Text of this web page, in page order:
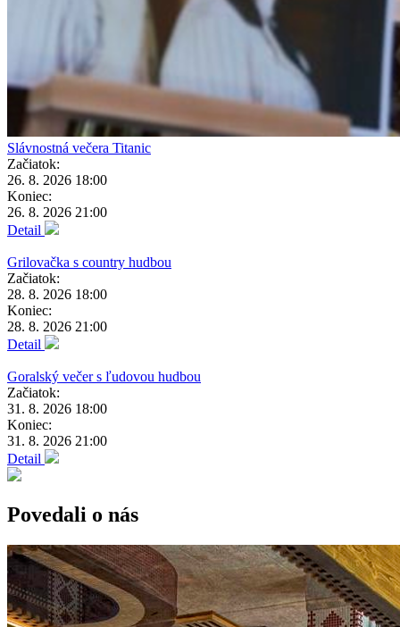
Slávnostná večera Titanic
Začiatok:
26. 8. 2026 18:00
Koniec:
26. 8. 2026 21:00
Detail
Grilovačka s country hudbou
Začiatok:
28. 8. 2026 18:00
Koniec:
28. 8. 2026 21:00
Detail
Goralský večer s ľudovou hudbou
Začiatok:
31. 8. 2026 18:00
Koniec:
31. 8. 2026 21:00
Detail
Povedali o nás